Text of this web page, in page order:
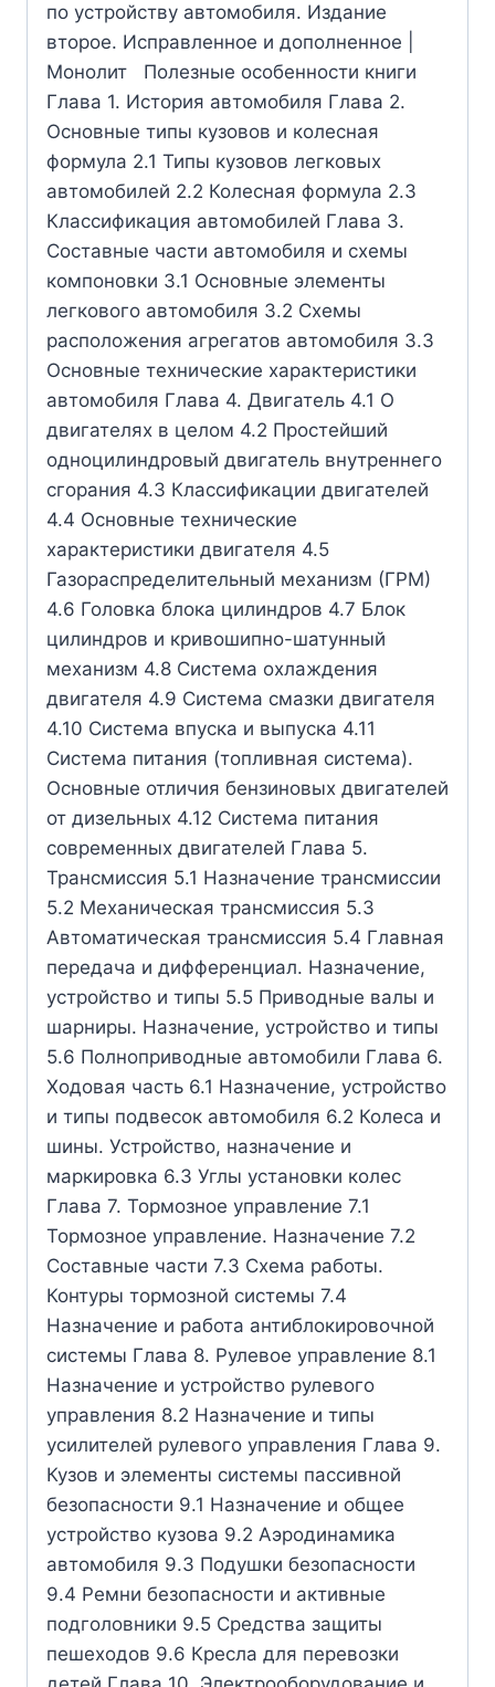
по устройству автомобиля. Издание
второе. Исправленное и дополненное |
Монолит Полезные особенности книги
Глава 1. История автомобиля Глава 2.
Основные типы кузовов и колесная
формула 2.1 Типы кузовов легковых
автомобилей 2.2 Колесная формула 2.3
Классификация автомобилей Глава 3.
Составные части автомобиля и схемы
компоновки 3.1 Основные элементы
легкового автомобиля 3.2 Схемы
расположения агрегатов автомобиля 3.3
Основные технические характеристики
автомобиля Глава 4. Двигатель 4.1 О
двигателях в целом 4.2 Простейший
одноцилиндровый двигатель внутреннего
сгорания 4.3 Классификации двигателей
4.4 Основные технические
характеристики двигателя 4.5
Газораспределительный механизм (ГРМ)
4.6 Головка блока цилиндров 4.7 Блок
цилиндров и кривошипно-шатунный
механизм 4.8 Система охлаждения
двигателя 4.9 Система смазки двигателя
4.10 Система впуска и выпуска 4.11
Система питания (топливная система).
Основные отличия бензиновых двигателей
от дизельных 4.12 Система питания
современных двигателей Глава 5.
Трансмиссия 5.1 Назначение трансмиссии
5.2 Механическая трансмиссия 5.3
Автоматическая трансмиссия 5.4 Главная
передача и дифференциал. Назначение,
устройство и типы 5.5 Приводные валы и
шарниры. Назначение, устройство и типы
5.6 Полноприводные автомобили Глава 6.
Ходовая часть 6.1 Назначение, устройство
и типы подвесок автомобиля 6.2 Колеса и
шины. Устройство, назначение и
маркировка 6.3 Углы установки колес
Глава 7. Тормозное управление 7.1
Тормозное управление. Назначение 7.2
Составные части 7.3 Схема работы.
Контуры тормозной системы 7.4
Назначение и работа антиблокировочной
системы Глава 8. Рулевое управление 8.1
Назначение и устройство рулевого
управления 8.2 Назначение и типы
усилителей рулевого управления Глава 9.
Кузов и элементы системы пассивной
безопасности 9.1 Назначение и общее
устройство кузова 9.2 Аэродинамика
автомобиля 9.3 Подушки безопасности
9.4 Ремни безопасности и активные
подголовники 9.5 Средства защиты
пешеходов 9.6 Кресла для перевозки